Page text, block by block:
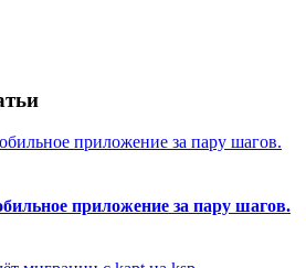
приложение за пару шагов.